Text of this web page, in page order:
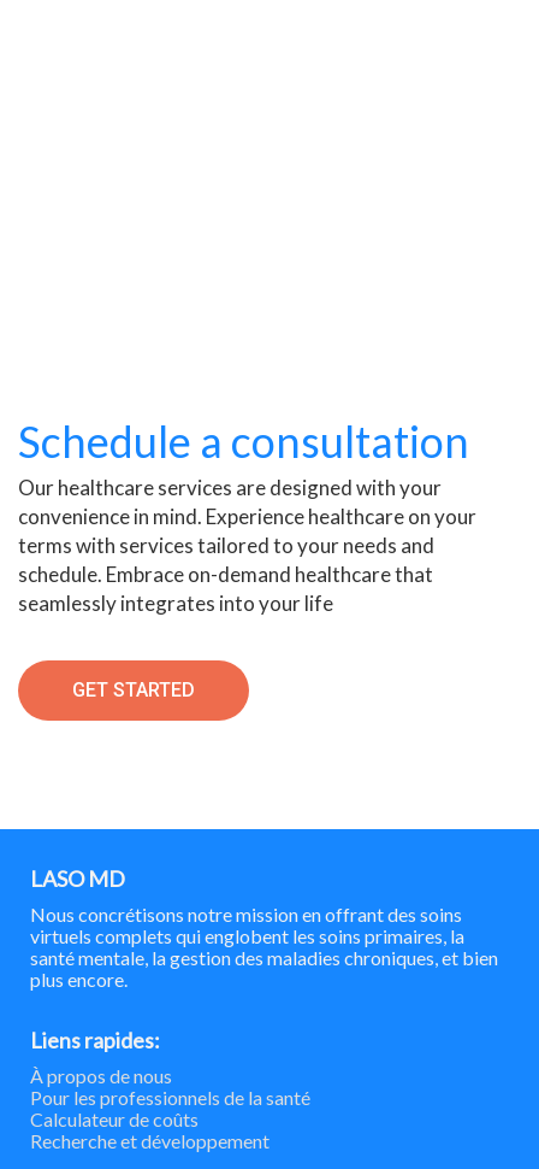
Schedule a consultation
Our healthcare services are designed with your
convenience in mind. Experience healthcare on your
terms with services tailored to your needs and
schedule. Embrace on-demand healthcare that
seamlessly integrates into your life
GET STARTED
LASO MD
Nous concrétisons notre mission en offrant des soins
virtuels complets qui englobent les soins primaires, la
santé mentale, la gestion des maladies chroniques, et bien
plus encore.
Liens rapides:
À propos de nous
Pour les professionnels de la santé
Calculateur de coûts
Recherche et développement